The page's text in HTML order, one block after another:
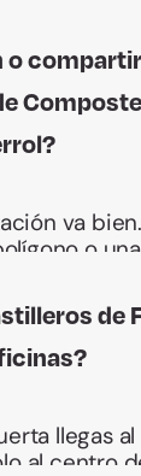
o
va
o
hora.
de
llegas
al centro